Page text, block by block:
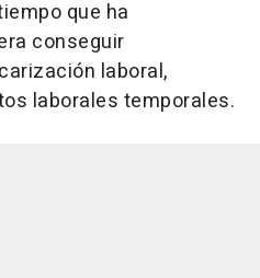
que ha
conseguir
laboral,
laborales temporales.